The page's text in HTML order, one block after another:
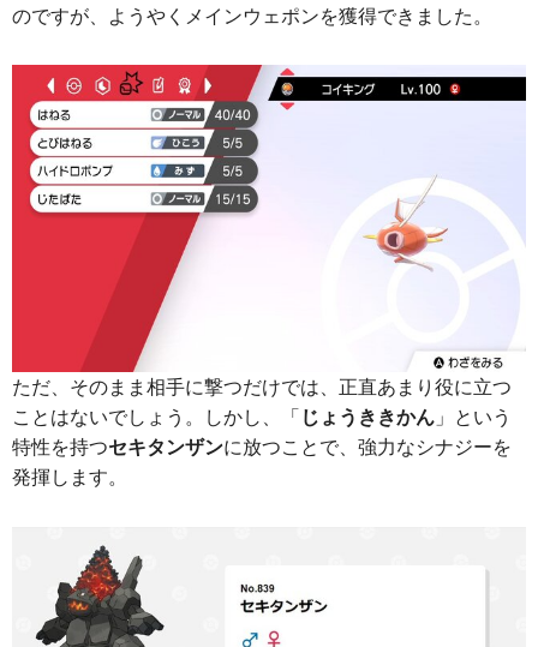
のですが、ようやくメインウェポンを獲得できました。
ただ、そのまま相手に撃つだけでは、正直あまり役に立つ
ことはないでしょう。しかし、「じょうききかん 」という
特性を持つセキタンザンに放つことで、強力なシナジーを
発揮します。